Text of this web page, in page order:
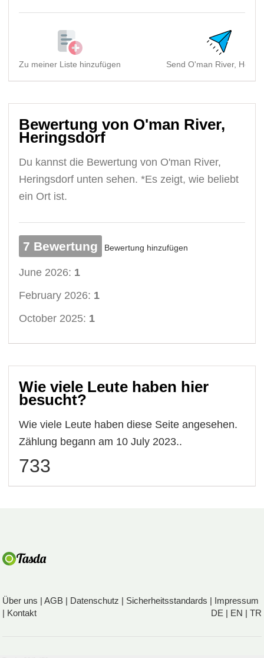
Zu meiner Liste hinzufügen Send O'man River,
Bewertung von O'man River,
Heringsdorf
Du kannst die Bewertung von O'man River,
Heringsdorf unten sehen. *Es zeigt, wie beliebt
ein Ort ist.
7 Bewertung Bewertung hinzufügen
June 2026: 1
February 2026: 1
October 2025: 1
Wie viele Leute haben hier
besucht?
Wie viele Leute haben diese Seite angesehen.
Zählung begann am 10 July 2023..
733
Über uns |AGB | Datenschutz | Sicherheitsstandards | Impressum
| Kontakt DE | EN | TR